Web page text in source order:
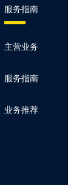
服务指南
主营业务
服务指南
业务推荐